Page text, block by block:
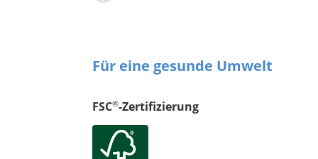
Für eine gesunde Umwelt
FSC®-Zertifizierung